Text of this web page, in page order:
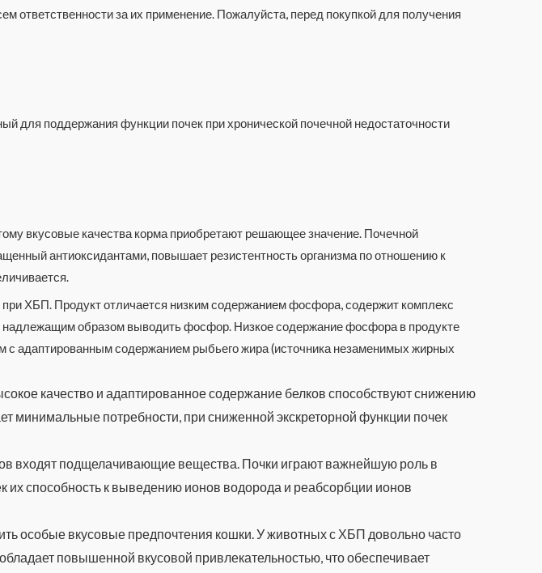
ответственности за их применение. Пожалуйста, перед покупкой для получения
поддержания функции почек при хронической почечной недостаточности
вкусовые качества корма приобретают решающее значение. Почечной
антиоксидантами, повышает резистентность организма по отношению к
ХБП. Продукт отличается низким содержанием фосфора, содержит комплекс
образом выводить фосфор. Низкое содержание фосфора в продукте
адаптированным содержанием рыбьего жира (источника незаменимых жирных
качество и адаптированное содержание белков способствуют снижению
минимальные потребности, при сниженной экскреторной функции почек
входят подщелачивающие вещества. Почки играют важнейшую роль в
способность к выведению ионов водорода и реабсорбции ионов
особые вкусовые предпочтения кошки. У животных с ХБП довольно часто
повышенной вкусовой привлекательностью, что обеспечивает